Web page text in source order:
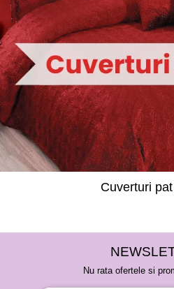
Cuverturi
Nu rata ofertele si